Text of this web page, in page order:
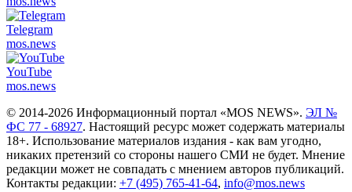
Telegram
mos.news
YouTube
mos.news
© 2014-2026 Информационный портал «MOS NEWS». ЭЛ №
ФС 77 - 68927. Настоящий ресурс может содержать материалы
18+. Использование материалов издания - как вам угодно,
никаких претензий со стороны нашего СМИ не будет. Мнение
редакции может не совпадать с мнением авторов публикаций.
Контакты редакции: +7 (495) 765-41-64, info@mos.news